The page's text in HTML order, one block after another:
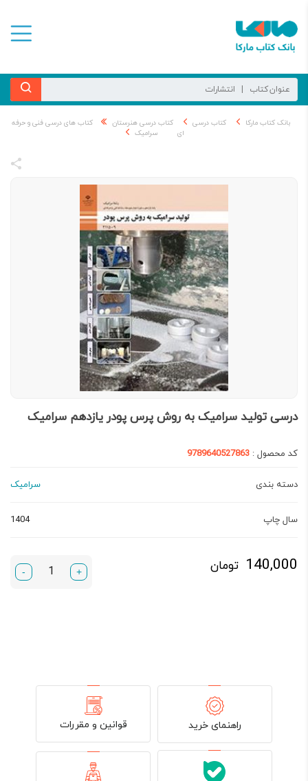
بانک کتاب مارکا کتاب درسی کتاب درسی هنرستان
کتاب های درسی فنی و حرفه
ای
سرامیک
درسی تولید سرامیک به روش پرس پودر یازدهم سرامیک
کد محصول : 9789640527863
دسته بندی سرامیک
سال چاپ 1404
140,000 تومان +
-
راهنمای خرید قوانین و مقررات